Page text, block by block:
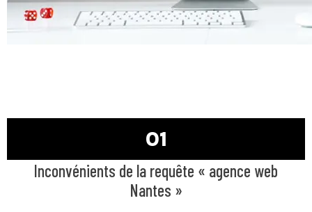
01
Inconvénients de la requête « agence web
Nantes »